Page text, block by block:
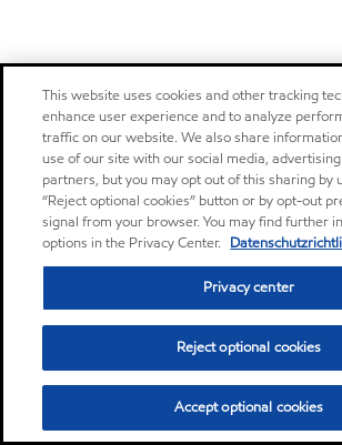
This website uses cookies and other tracking
enhance user experience and to analyze
traffic on our website. We also share
use of our site with our social media,
partners, but you may opt out of this sharing by
“Reject optional cookies” button or by opt-out
signal from your browser. You may find further
options in the Privacy Center.
Privacy center
Reject optional cookies
Accept optional cookies